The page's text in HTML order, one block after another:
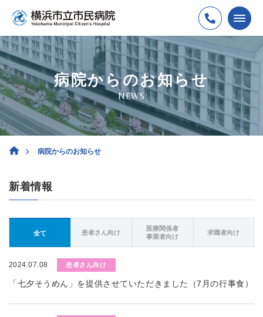
病院からのお知らせ
NEWS
病院からのお知らせ
新着情報
全て 患者さん向け
医療関係者
事業者向け
求職者向け
2024.07.08 患者さん向け
「七夕そうめん」を提供させていただきました（7月の行事食）